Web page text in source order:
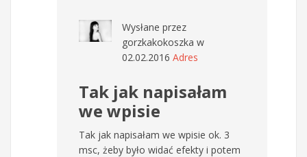
Wysłane przez
gorzkakokoszka w
02.02.2016 Adres
Tak jak napisałam
we wpisie
Tak jak napisałam we wpisie ok. 3
msc, żeby było widać efekty i potem